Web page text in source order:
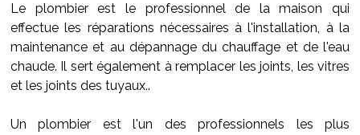
Le plombier est le professionnel de la maison qui
effectue les réparations nécessaires à l'installation, à la
maintenance et au dépannage du chauffage et de l'eau
chaude. Il sert également à remplacer les joints, les vitres
et les joints des tuyaux..
Un plombier est l'un des professionnels les plus